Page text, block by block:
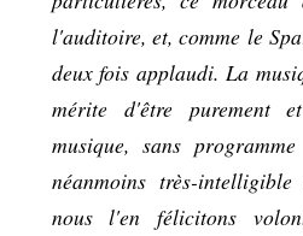
l'auditoire, et, comme le
deux fois applaudi. La
mérite d'être purement
musique, sans
néanmoins très-intelligible
nous l'en félicitons